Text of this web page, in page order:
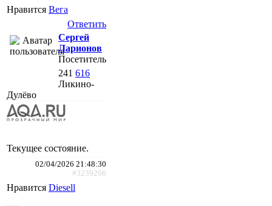
Нравится Вега
Ответить
Сергей
Ларионов
Посетитель
241 616
Ликино-
Дулёво
Текущее состояние.
02/04/2026 21:48:30
#3239266
Нравится Diesell